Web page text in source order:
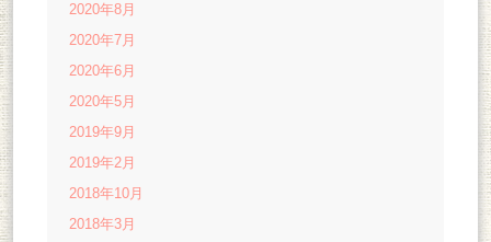
2020年8月
2020年7月
2020年6月
2020年5月
2019年9月
2019年2月
2018年10月
2018年3月